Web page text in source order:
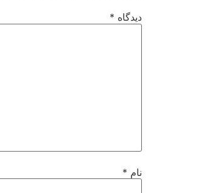
دیدگاه *
نام *